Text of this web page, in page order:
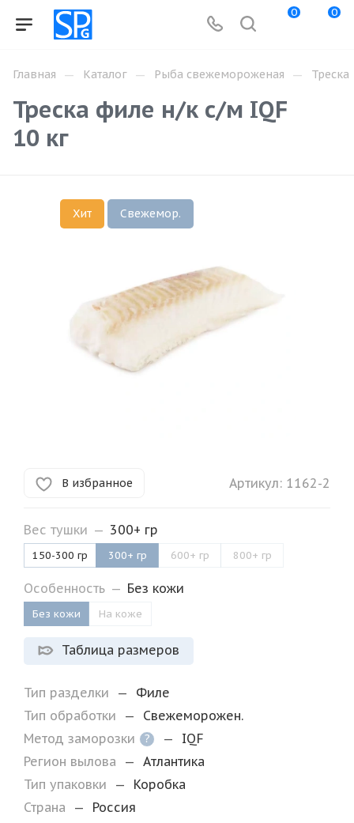
0 0
Главная — Каталог — Рыба свежемороженая — Треска
Треска филе н/к с/м IQF
10 кг
Хит Свежемор.
В избранное Артикул: 1162-2
Вес тушки — 300+ гр
150-300 гр 300+ гр 600+ гр 800+ гр
Особенность — Без кожи
Без кожи На коже
Таблица размеров
Тип разделки —
Филе
Тип обработки
—
Свежеморожен.
Метод заморозки
? —
IQF
Регион вылова
— Атлантика
Тип упаковки
—
Коробка
Страна
— Россия